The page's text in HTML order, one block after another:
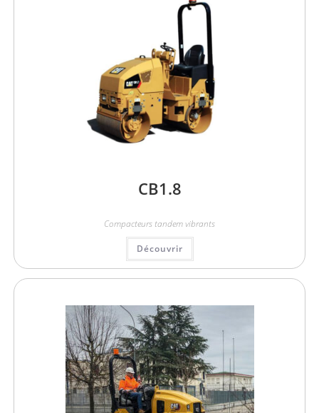
CB1.8
Compacteurs tandem vibrants
Découvrir